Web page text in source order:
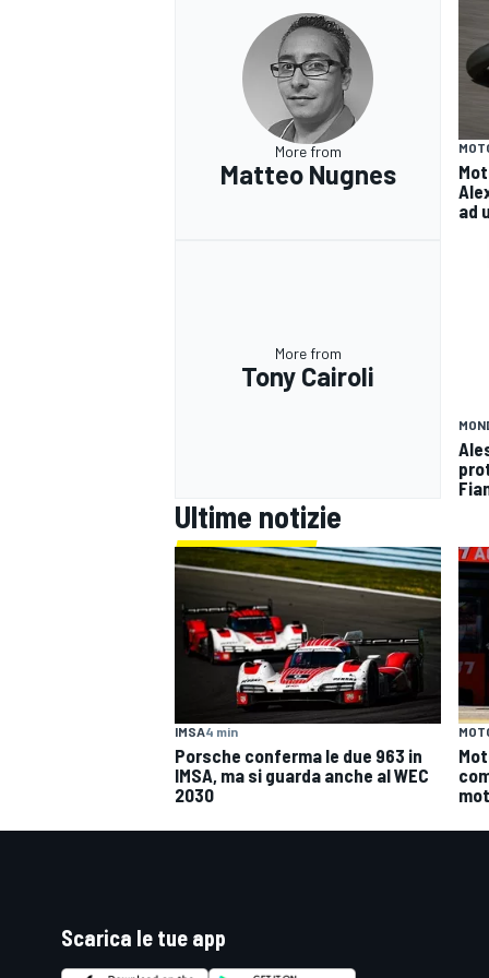
More from
Matteo Nugnes
ad
More from
Tony Cairoli
Ultime notizie
IMSA4 min
Porsche conferma le due 963 in
IMSA, ma si guarda anche al WEC
2030
Scarica le tue app